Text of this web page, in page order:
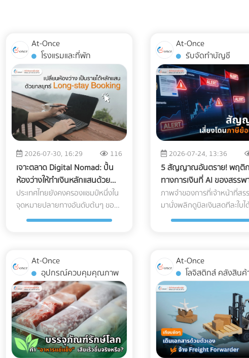
At-Once
โรงแรมและที่พัก
2026-07-30, 16:29 116
เจาะตลาด Digital Nomad: ปั้น
ห้องว่างให้ทำเงินหลักแสนด้วย
กลยุทธ์ Long-stay Booking
ประเทศไทยยังคงครองแชมป์หนึ่งใน
จุดหมายปลายทางอันดับต้นๆ ของ
โลกสำหรับกลุ่ม Digital Nomad
เช่า หรือโฮสต์บน Airbnb มากกว่าที่
จะเป็นโรงแรมหรือรีสอร์ต? สาเหตุ
หลักเป็นเพราะโรงแรมส่วนใหญ่ยัง
คงทำการตลาดด้วยวิธีเดิมๆ คือการ
พึ่งพา OTA (Online Travel
Agencies) และขายห้องพักแบบ
"รายวัน" ซึ่งไม่ตอบโจทย์ชาว
Nomad ที่ต้องการพำนักระยะยาว
At-Once
รับจัดทำบัญชี
2026-07-24, 13:36
5 สัญญาณอันตราย! พฤติ
ทางการเงินที่ AI ของสรรพ
เพ่งเล็งในปี 2026
ภาพจำของการที่เจ้าหน้าที่สร
มานั่งพลิกดูบิลเงินสดทีละใบไ
ลงแล้ว ในปี 2026 กรมสรรพาก
checking) การแต่งบัญชี หรือ
เลี่ยงภาษีด้วยวิธีเดิมๆ กลาย
ความเสี่ยงระดับวิกฤตที่อาจทำ
บริษัทโดนภาษีย้อนหลังจนล้ม
ได้ หากธุรกิจของคุณยังมี
พฤติกรรมทางการเงินแบบนี้
คือ 5 สัญญาณอันตรายที่ AI
สรรพากรจะจัดว่าบริษัทคุณเ
At-Once
อุปกรณ์ควบคุมคุณภาพ
At-Once
การจัดส่ง